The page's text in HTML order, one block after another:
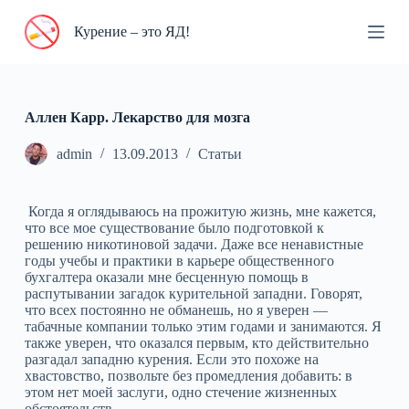
П
Курение – это ЯД!
Аллен Карр. Лекарство для мозга
admin 13.09.2013 Статьи
Когда я оглядываюсь на прожитую жизнь, мне кажется,
что все мое существование было подготовкой к
решению никотиновой задачи. Даже все ненавистные
годы учебы и практики в карьере общественного
бухгалтера оказали мне бесценную помощь в
распутывании загадок курительной западни. Говорят,
что всех постоянно не обманешь, но я уверен —
табачные компании только этим годами и занимаются. Я
также уверен, что оказался первым, кто действительно
разгадал западню курения. Если это похоже на
хвастовство, позвольте без промедления добавить: в
этом нет моей заслуги, одно стечение жизненных